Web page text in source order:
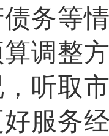
务等
调整
听取
服务